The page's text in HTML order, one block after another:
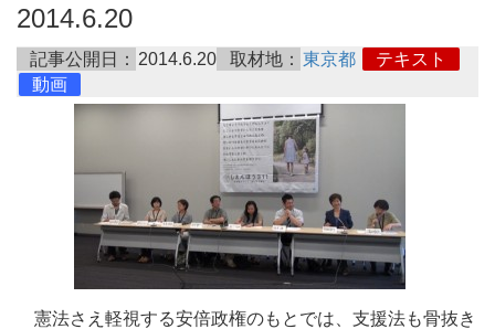
2014.6.20
記事公開日： 2014.6.20 取材地： 東京都
テキスト
動画
憲法さえ軽視する安倍政権のもとでは、支援法も骨抜き